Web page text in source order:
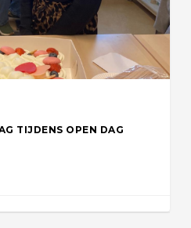
TIJDENS OPEN DAG